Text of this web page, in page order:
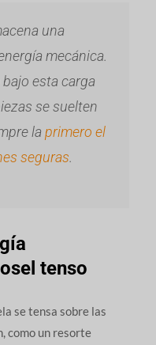
una
mecánica.
esta carga
se suelten
la primero el
seguras.
tenso
se tensa sobre las
como un resorte